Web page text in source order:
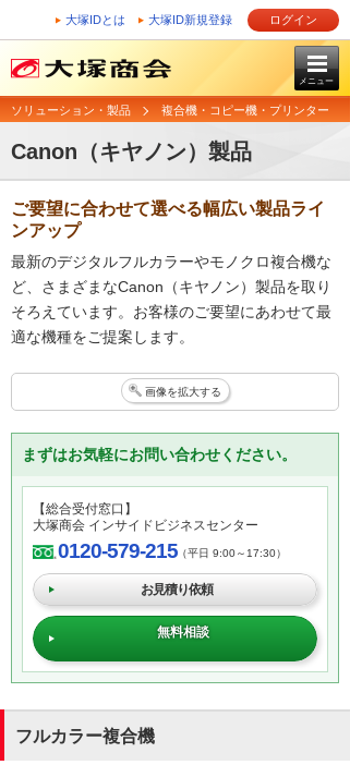
大塚IDとは 大塚ID新規登録 ログイン
メニュー
ソリューション・製品 複合機・コピー機・プリンター
Canon（キヤノン）製品
ご要望に合わせて選べる幅広い製品ライ
ンアップ
最新のデジタルフルカラーやモノクロ複合機な
ど、さまざまなCanon（キヤノン）製品を取り
そろえています。お客様のご要望にあわせて最
適な機種をご提案します。
画像を拡大する
まずはお気軽にお問い合わせください。
【総合受付窓口】
大塚商会 インサイドビジネスセンター
0120-579-215（平日 9:00～17:30）
お見積り依頼
無料相談
フルカラー複合機